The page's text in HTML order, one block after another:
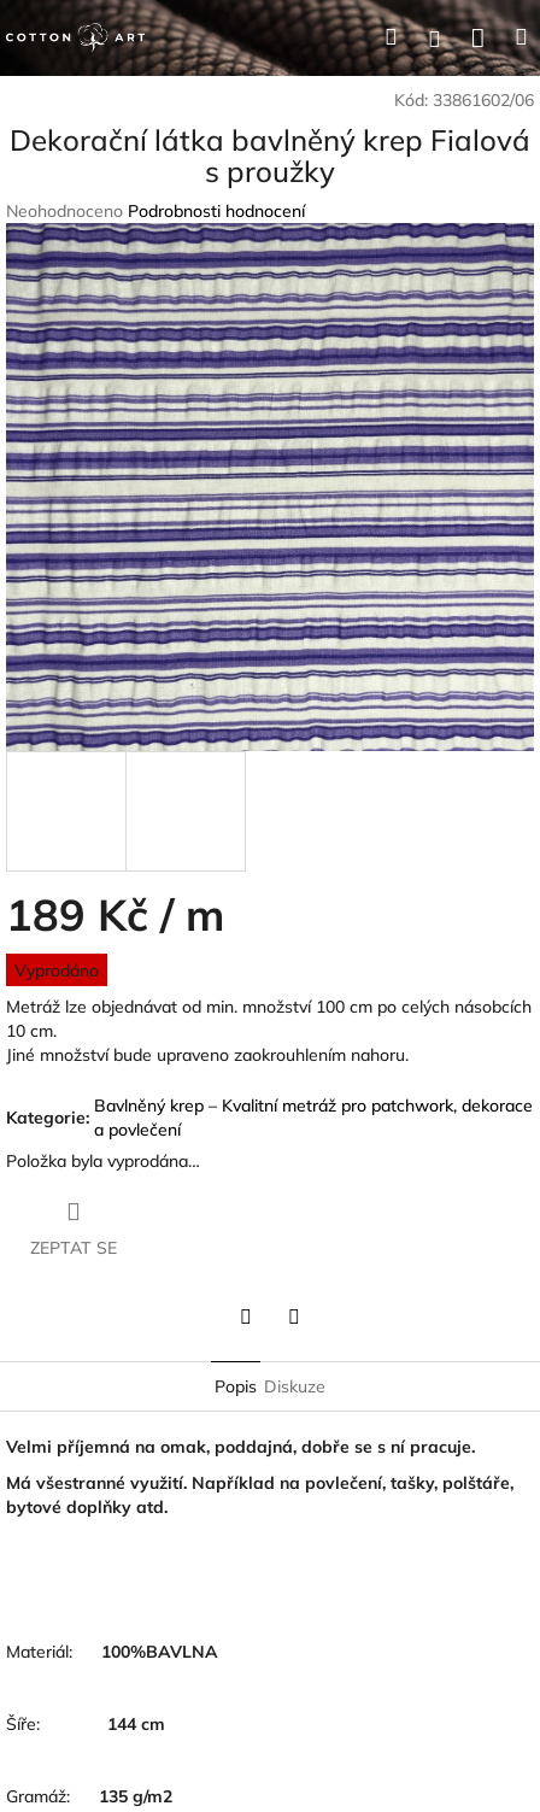
na
HledatPřihlášení
Kód: 33861602/06
Dekorační látka bavlněný krep Fialová
s proužky
Průměrné
hodnocení
produktu
je
0,0
z
5
hvězdiček.
Neohodnoceno Podrobnosti hodnocení
189 Kč / m
Měrná
cena:
Vyprodáno
Metráž lze objednávat od min. množství 100 cm po celých násobcích
10 cm.
Jiné množství bude upraveno zaokrouhlením nahoru.
Kategorie:
Bavlněný krep – Kvalitní metráž pro patchwork, dekorace
a povlečení
Položka byla vyprodána…
ZEPTAT SE
Popis Diskuze
Velmi příjemná na omak, poddajná, dobře se s ní pracuje.
Má všestranné využití. Například na povlečení, tašky, polštáře,
bytové doplňky atd.
Materiál: 100%BAVLNA
Šíře: 144cm
Gramáž: 135 g/m2